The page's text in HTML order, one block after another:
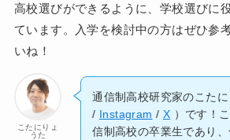
高校選びができるように、学校選びに
ています。入学を検討中の方はぜひ参
いね！
こたにりょ
うた
通信制高校研究家のこたに
/ Instagram / X ）です！
信制高校の卒業生であり